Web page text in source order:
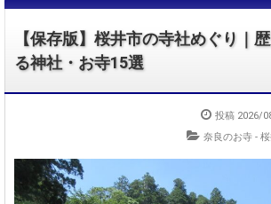
【保存版】桜井市の寺社めぐり｜
る神社・お寺15選
投稿 2026/
奈良のお寺 -